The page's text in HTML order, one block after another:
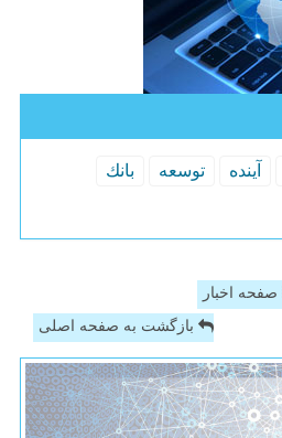
آینده توسعه
بانك
صفحه اخبار
بازگشت به صفحه اصلی